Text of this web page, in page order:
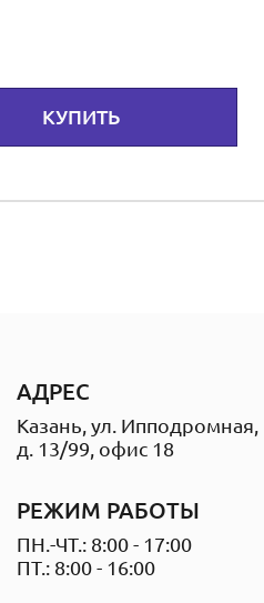
КУПИТЬ
АДРЕС
Казань, ул. Ипподромная,
д. 13/99, офис 18
РЕЖИМ РАБОТЫ
ПН.-ЧТ.: 8:00 - 17:00
ПТ.: 8:00 - 16:00